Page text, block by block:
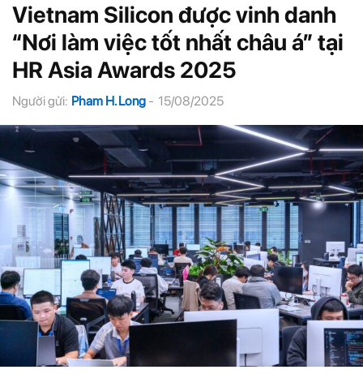
Vietnam Silicon được vinh danh
“Nơi làm việc tốt nhất châu á” tại
HR Asia Awards 2025
Người gửi: Pham H. Long - 15/08/2025